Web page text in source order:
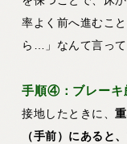
率よく前へ進むこ
ら…」なんて言って
手順④：ブレーキ
接地したときに、
（手前）にあると